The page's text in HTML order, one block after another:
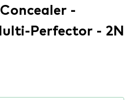
-
Perfector - 2N